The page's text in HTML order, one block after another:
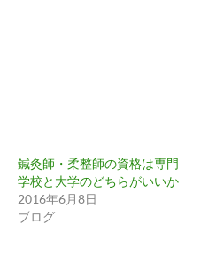
鍼灸師・柔整師の資格は専門
学校と大学のどちらがいいか
2016年6月8日
ブログ